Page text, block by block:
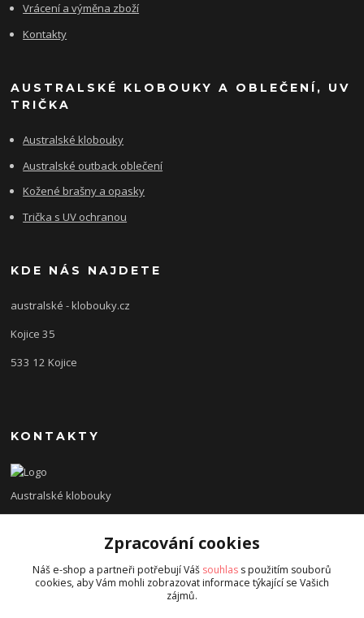
Vrácení a výměna zboží
Kontakty
AUSTRALSKÉ KLOBOUKY A OBLEČENÍ, UV
TRIČKA
Australské klobouky
Australské outback oblečení
Kožené brašny a opasky
Trička s UV ochranou
KDE NÁS NAJDETE
australské - klobouky.cz
Kojice 35
533 12 Kojice
KONTAKTY
Australské klobouky
+420 775 138 620
diveinn@email.cz
Zpracování cookies
Náš e-shop a partneři potřebují Váš souhlas s použitím souborů
cookies, aby Vám mohli zobrazovat informace týkající se Vašich
zájmů.